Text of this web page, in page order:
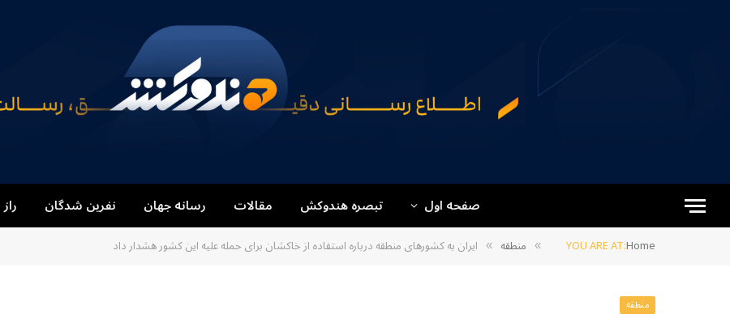
صفحه اول تبصره هندوکش مقالات رسانه جهان نفرین شدگان راز
YOU ARE AT:Home
» منطقه » ایران به کشورهای منطقه درباره استفاده از خاکشان برای حمله علیه این کشور هشدار داد
منطقه